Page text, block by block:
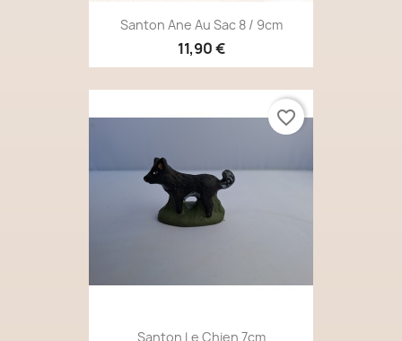
Santon Ane Au Sac 8 / 9cm
11,90 €
Santon Le Chien 7cm
favorite_border